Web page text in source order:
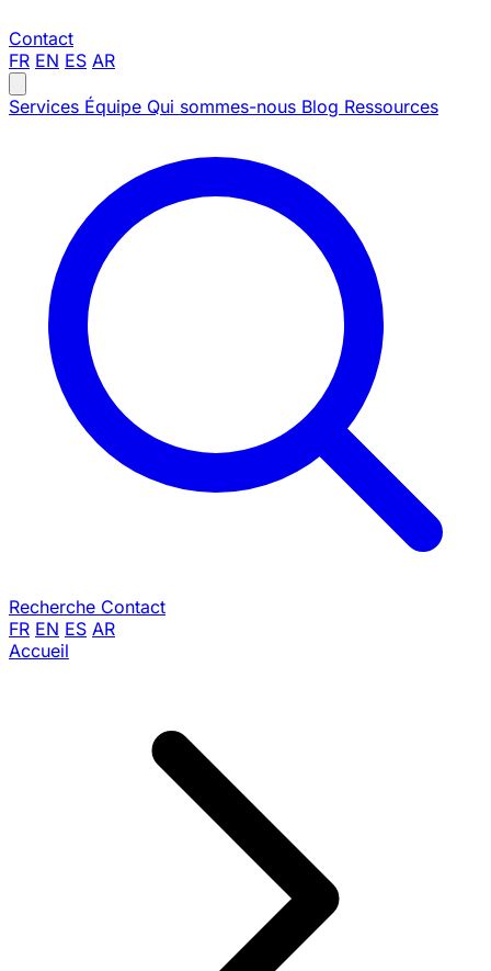
Contact
FR EN ES AR
Services Équipe Qui sommes-nous Blog Ressources
Recherche Contact
FR EN ES AR
Accueil